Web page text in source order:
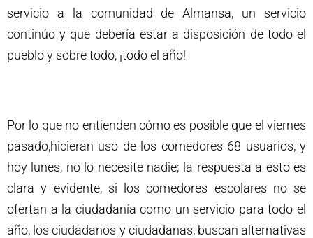
servicio a la comunidad de Almansa, un servicio
continúo y que debería estar a disposición de todo el
pueblo y sobre todo, ¡todo el año!
Por lo que no entienden cómo es posible que el viernes
pasado,hicieran uso de los comedores 68 usuarios, y
hoy lunes, no lo necesite nadie; la respuesta a esto es
clara y evidente, si los comedores escolares no se
ofertan a la ciudadanía como un servicio para todo el
año, los ciudadanos y ciudadanas, buscan alternativas